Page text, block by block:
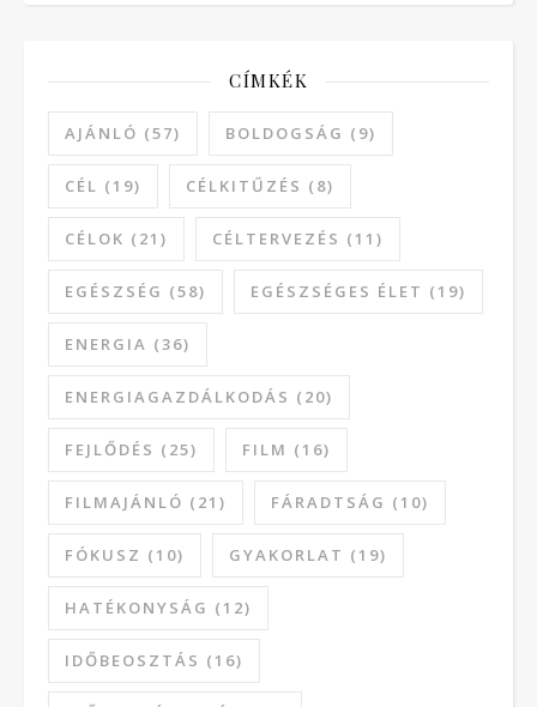
CÍMKÉK
AJÁNLÓ (57) BOLDOGSÁG (9)
CÉL (19) CÉLKITŰZÉS (8)
CÉLOK (21) CÉLTERVEZÉS (11)
EGÉSZSÉG (58) EGÉSZSÉGES ÉLET (19)
ENERGIA (36)
ENERGIAGAZDÁLKODÁS (20)
FEJLŐDÉS (25) FILM (16)
FILMAJÁNLÓ (21) FÁRADTSÁG (10)
FÓKUSZ (10) GYAKORLAT (19)
HATÉKONYSÁG (12)
IDŐBEOSZTÁS (16)